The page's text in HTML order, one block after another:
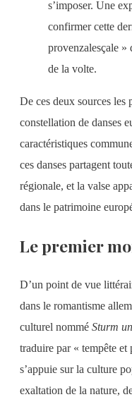
s’imposer. Une
confirmer cette
provenzalesçale »
de la volte.
De ces deux sources les
constellation de danses
caractéristiques
ces danses partagent
régionale, et la valse
dans le patrimoine
Le premier
D’un point de vue
dans le romantisme
culturel nommé Sturm
traduire par « tempête
s’appuie sur la culture
exaltation de la nature,